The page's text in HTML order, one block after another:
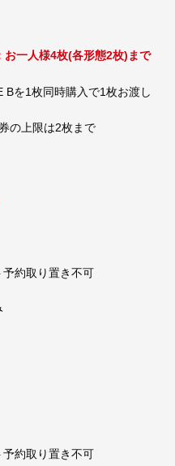
一人様4枚(各形態2枚)まで
を1枚同時購入で1枚お渡し
の上限は2枚まで
約取り置き不可
約取り置き不可